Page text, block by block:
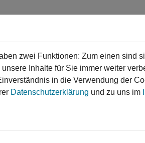
❯ Service ❯ Login
Sportanlage
zwei Funktionen: Zum einen sind
Inhalte für Sie immer weiter
in die Verwendung der
Datenschutzerklärung und zu uns im